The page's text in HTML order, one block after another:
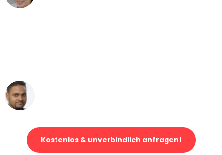
Kostenlos & unverbindlich anfragen!